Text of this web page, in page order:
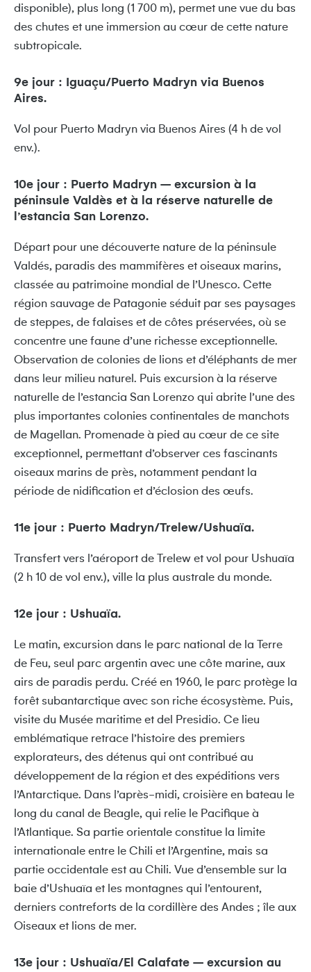
disponible), plus long (1 700 m), permet une vue du bas
des chutes et une immersion au cœur de cette nature
subtropicale.
9e jour : Iguaçu/Puerto Madryn via Buenos
Aires.
Vol pour Puerto Madryn via Buenos Aires (4 h de vol
env.).
10e jour : Puerto Madryn – excursion à la
péninsule Valdès et à la réserve naturelle de
l’estancia San Lorenzo.
Départ pour une découverte nature de la péninsule
Valdés, paradis des mammifères et oiseaux marins,
classée au patrimoine mondial de l’Unesco. Cette
région sauvage de Patagonie séduit par ses paysages
de steppes, de falaises et de côtes préservées, où se
concentre une faune d’une richesse exceptionnelle.
Observation de colonies de lions et d’éléphants de mer
dans leur milieu naturel. Puis excursion à la réserve
naturelle de l’estancia San Lorenzo qui abrite l’une des
plus importantes colonies continentales de manchots
de Magellan. Promenade à pied au cœur de ce site
exceptionnel, permettant d’observer ces fascinants
oiseaux marins de près, notamment pendant la
période de nidification et d’éclosion des œufs.
11e jour : Puerto Madryn/Trelew/Ushuaïa.
Transfert vers l’aéroport de Trelew et vol pour Ushuaïa
(2 h 10 de vol env.), ville la plus australe du monde.
12e jour : Ushuaïa.
Le matin, excursion dans le parc national de la Terre
de Feu, seul parc argentin avec une côte marine, aux
airs de paradis perdu. Créé en 1960, le parc protège la
forêt subantarctique avec son riche écosystème. Puis,
visite du Musée maritime et del Presidio. Ce lieu
emblématique retrace l’histoire des premiers
explorateurs, des détenus qui ont contribué au
développement de la région et des expéditions vers
l’Antarctique. Dans l’après-midi, croisière en bateau le
long du canal de Beagle, qui relie le Pacifique à
l’Atlantique. Sa partie orientale constitue la limite
internationale entre le Chili et l’Argentine, mais sa
partie occidentale est au Chili. Vue d’ensemble sur la
baie d’Ushuaïa et les montagnes qui l’entourent,
derniers contreforts de la cordillère des Andes ; île aux
Oiseaux et lions de mer.
13e jour : Ushuaïa/El Calafate – excursion au